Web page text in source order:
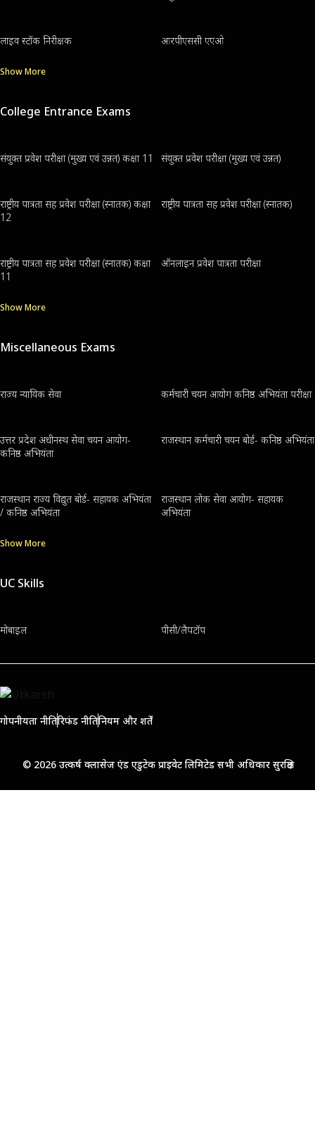
लाइव स्टॉक निरीक्षक आरपीएससी एएओ
Show More
College Entrance Exams
संयुक्त प्रवेश परीक्षा (मुख्य एवं उन्नत) कक्षा 11 संयुक्त प्रवेश परीक्षा (मुख्य एवं उन्नत)
राष्ट्रीय पात्रता सह प्रवेश परीक्षा (स्नातक) कक्षा
12
राष्ट्रीय पात्रता सह प्रवेश परीक्षा (स्नातक)
राष्ट्रीय पात्रता सह प्रवेश परीक्षा (स्नातक) कक्षा
11
ऑनलाइन प्रवेश पात्रता परीक्षा
Show More
Miscellaneous Exams
राज्य न्यायिक सेवा कर्मचारी चयन आयोग कनिष्ठ अभियंता परीक्षा
उत्तर प्रदेश अधीनस्थ सेवा चयन आयोग-
कनिष्ठ अभियंता
राजस्थान कर्मचारी चयन बोर्ड- कनिष्ठ अभियंता
राजस्थान राज्य विद्युत बोर्ड- सहायक अभियंता
/ कनिष्ठ अभियंता
राजस्थान लोक सेवा आयोग- सहायक
अभियंता
Show More
UC Skills
मोबाइल पीसी/लैपटॉप
गोपनीयता नीतिरिफंड नीतिनियम और शर्तें
© 2026 उत्कर्ष क्लासेज एंड एडुटेक प्राइवेट लिमिटेड सभी अधिकार सुरक्षित